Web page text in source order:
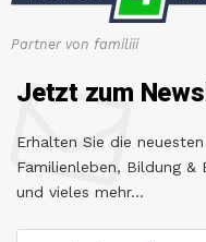
Partner von familiii
Jetzt zum
Erhalten Sie die
Familienleben, Bildung &
und vieles mehr...